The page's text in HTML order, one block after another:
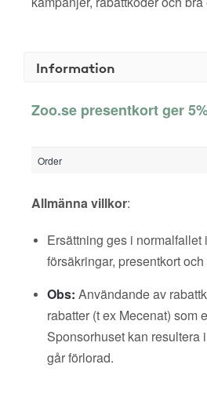
Information
Zoo.se presentkort ger
Order
Allmänna villkor:
Ersättning ges i normalfallet
försäkringar, presentkort och
Obs: Användande av
rabatter (t ex Mecenat) som
Sponsorhuset kan resultera
går förlorad.